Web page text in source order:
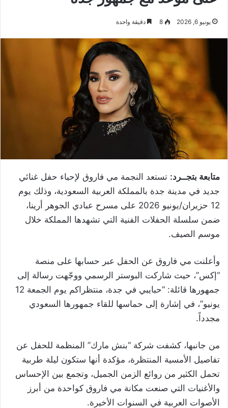
يونيو 6, 2026 8 دقيقة واحدة
متابعة بتجــرد: تستعد النجمة مي فاروق لإحياء حفل غنائي
جديد في مدينة جدة بالمملكة العربية السعودية، وذلك يوم
12 حزيران/يونيو 2026 على مسرح عبادي الجوهر أرينا،
ضمن سلسلة الحفلات الفنية التي تشهدها المملكة خلال
موسم الصيف.
وأعلنت مي فاروق عن الحفل عبر حسابها على منصة
“إكس”، حيث شاركت البوستر الرسمي ووجّهت رسالة إلى
جمهورها قائلة: “حبايبي في جدة، منتظراكم يوم الجمعة 12
يونيو”، في إشارة إلى حماسها للقاء جمهورها السعودي
مجدداً.
من جانبها، كشفت شركة “بنش مارك” المنظمة للحفل عن
تفاصيل الأمسية المنتظرة، مؤكدة أنها ستكون ليلة طربية
تحمل الكثير من روائع الزمن الجميل، وتجمع بين الإحساس
والأغنيات التي صنعت مكانة مي فاروق كواحدة من أبرز
الأصوات العربية في السنوات الأخيرة.